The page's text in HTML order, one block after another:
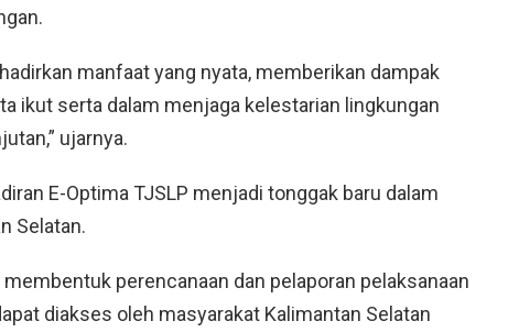
manfaat yang nyata, memberikan dampak
ikut serta dalam menjaga kelestarian lingkungan
ujarnya.
E-Optima TJSLP menjadi tonggak baru dalam
Selatan.
perencanaan dan pelaporan pelaksanaan
diakses oleh masyarakat Kalimantan Selatan